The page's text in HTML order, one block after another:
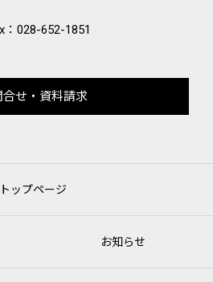
028-652-1851
合せ・資料請求
トップページ
お知らせ